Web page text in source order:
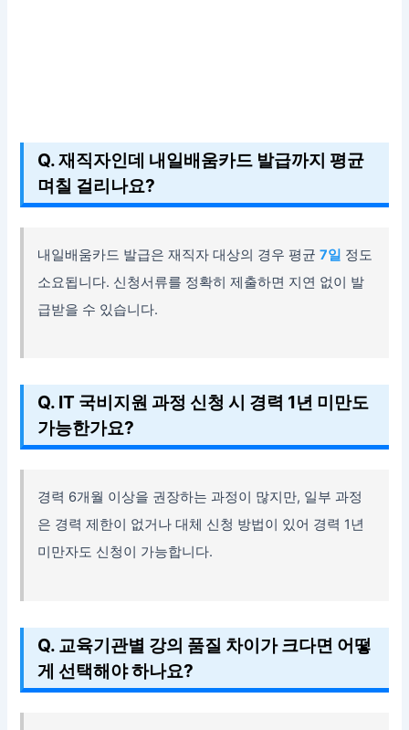
Q. 재직자인데 내일배움카드 발급까지 평균
며칠 걸리나요?
내일배움카드 발급은 재직자 대상의 경우 평균7일 정도
소요됩니다. 신청서류를 정확히 제출하면 지연 없이 발
급받을 수 있습니다.
Q. IT 국비지원 과정 신청 시 경력 1년 미만도
가능한가요?
경력 6개월 이상을 권장하는 과정이 많지만, 일부 과정
은 경력 제한이 없거나 대체 신청 방법이 있어 경력 1년
미만자도 신청이 가능합니다.
Q. 교육기관별 강의 품질 차이가 크다면 어떻
게 선택해야 하나요?